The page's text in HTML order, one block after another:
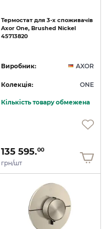
Термостат для 3-х споживачів
Axor One, Brushed Nickel
45713820
Виробник: AXOR
Колекція: ONE
Кількість товару обмежена
135 595.00
грн/шт